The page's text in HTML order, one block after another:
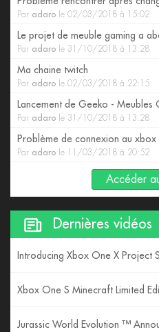
Par adaro le 02/03/2018 à 15:02
Le projet de meuble gaming a
Par adaro le 31/10/2018 à 13:28
Ma chaine twitch
Par adaro le 02/03/2018 à 22:15
Par adaro le 31/10/2018 à 13:28
Problème de connexion au xbox
Par adaro le 11/03/2018 à 20:52
Accéder
Dernières vidéos
Introducing Xbox One X Project
Jurassic World Evolution ™